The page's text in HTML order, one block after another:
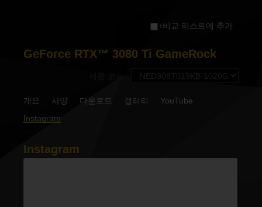
+비교 리스트에 추가
GeForce RTX™ 3080 Ti GameRock
개요 사양 다운로드 갤러리
YouTube
Instagram
Instagram